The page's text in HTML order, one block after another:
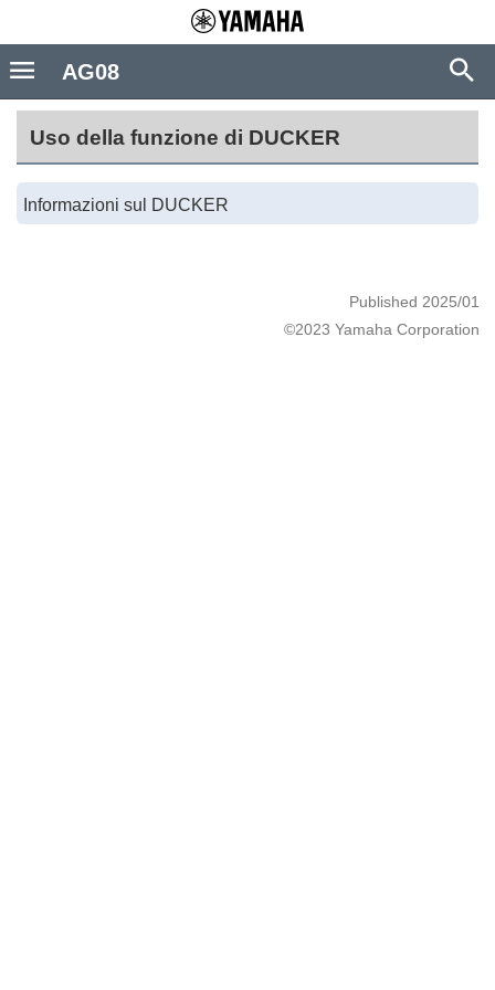
Uso della funzione di DUCKER
Informazioni sul DUCKER
Published 2025/01
©2023 Yamaha Corporation
AG08